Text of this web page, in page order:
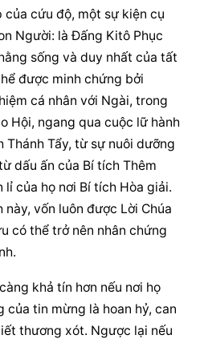
cứu độ, một sự kiện cụ
Người: là Đấng Kitô Phục
sống và duy nhất của tất
được minh chứng bởi
cá nhân với Ngài, trong
Hội, ngang qua cuộc lữ hành
Thánh Tẩy, từ sự nuôi dưỡng
dấu ấn của Bí tích Thêm
lỉ của họ nơi Bí tích Hòa giải.
vốn luôn được Lời Chúa
có thể trở nên nhân chứng
khả tín hơn nếu nơi họ
của tin mừng là hoan hỷ, can
thương xót. Ngược lại nếu